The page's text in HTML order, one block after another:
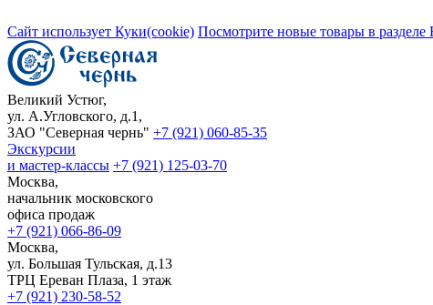
Сайт использует Куки(cookie) Посмотрите новые товары в
Великий Устюг,
ул. А.Угловского, д.1,
ЗАО "Северная чернь" +7 (921) 060-85-35
Экскурсии
и мастер-классы +7 (921) 125-03-70
Москва,
начальник московского
офиса продаж
+7 (921) 066-86-09
Москва,
ул. Большая Тульская, д.13
ТРЦ Ереван Плаза, 1 этаж
+7 (921) 230-58-52